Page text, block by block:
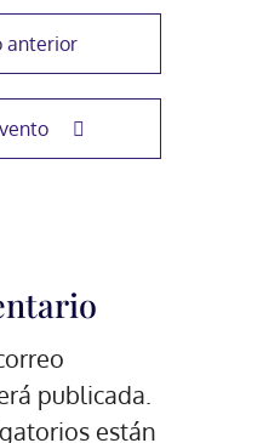
anterior
publicada.
están